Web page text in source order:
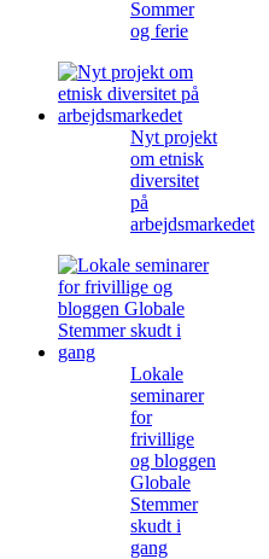
Sommer
og ferie
Nyt projekt
om etnisk
diversitet
på
arbejdsmarkedet
Lokale
seminarer
for
frivillige
og bloggen
Globale
Stemmer
skudt i
gang